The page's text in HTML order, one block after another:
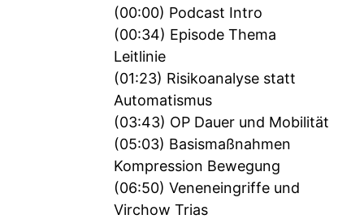
(00:00) Podcast Intro
(00:34) Episode Thema
Leitlinie
(01:23) Risikoanalyse statt
Automatismus
(03:43) OP Dauer und Mobilität
(05:03) Basismaßnahmen
Kompression Bewegung
(06:50) Veneneingriffe und
Virchow Trias